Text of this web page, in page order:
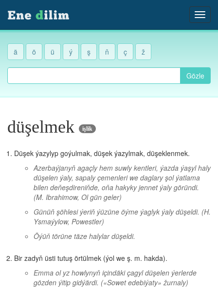
ä ö ü ý ş ň ç ž
Gözle
düşelmek işlik
Düşek ýazylyp goýulmak, düşek ýazylmak, düşeklenmek.
Azerbaýjanyň agaçly hem suwly kentleri, ýazda ýaşyl haly
düşelen ýaly, sapaly çemenleri we daglary şol ýatlama
bilen deňeşdireniňde, oňa hakyky jennet ýaly göründi.
(M. Ibrahimow, Ol gün geler)
Günüň şöhlesi ýeriň ýüzüne öýme ýaglyk ýaly düşeldi. (H.
Ysmaýylow, Powestler)
Öýüň törüne täze halylar düşeldi.
Bir zadyň üsti tutuş örtülmek (ýol we ş. m. hakda).
Emma ol yz howlynyň içindäki çagyl düşelen ýerlerde
gözden ýitip gidýärdi. («Sowet edebiýaty» žurnaly)